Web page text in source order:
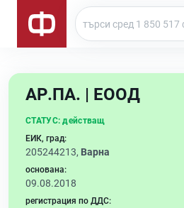
АР.ПА. | ЕООД
СТАТУС: действащ
ЕИК, град:
205244213, Варна
основана:
09.08.2018
регистрация по ДДС: